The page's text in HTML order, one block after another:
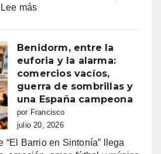
Lee más:
68
años
de
vida,
música
y
sueños
siguen
Benidorm, entre la
euforia y la alarma:
comercios vacíos,
guerra de sombrillas y
una España campeona
por Francisco
julio 20, 2026
“El Barrio en Sintonía” llega